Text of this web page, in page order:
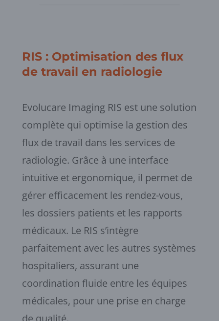
RIS : Optimisation des flux
de travail en radiologie
Evolucare Imaging RIS est une solution
complète qui optimise la gestion des
flux de travail dans les services de
radiologie. Grâce à une interface
intuitive et ergonomique, il permet de
gérer efficacement les rendez-vous,
les dossiers patients et les rapports
médicaux. Le RIS s’intègre
parfaitement avec les autres systèmes
hospitaliers, assurant une
coordination fluide entre les équipes
médicales, pour une prise en charge
de qualité.